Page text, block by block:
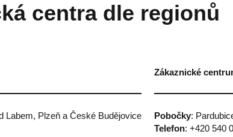
centra dle regionů
Zákaznické
Labem, Plzeň a České Budějovice
Pobočky:
Telefon: +420 540